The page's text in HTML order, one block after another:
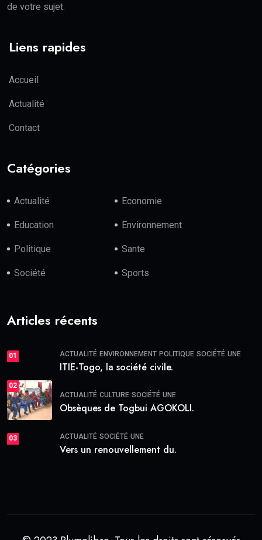
de votre sujet.
Liens rapides
Accueil
Actualité
Contact
Catégories
Actualité Economie
Education Environnement
Politique Sante
Société Sports
Articles récents
01 ACTUALITÉ ENVIRONNEMENT POLITIQUE SOCIÉTÉ UNE
ITIE-Togo, la société civile.
02
ACTUALITÉ CULTURE SOCIÉTÉ UNE
Obsèques de Togbui AGOKOLI.
03 ACTUALITÉ SOCIÉTÉ UNE
Vers un renouvellement du.